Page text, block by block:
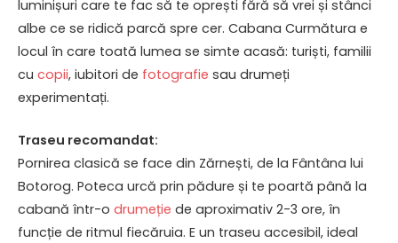
luminișuri care te fac să te oprești fără să vrei și stânci
albe ce se ridică parcă spre cer. Cabana Curmătura e
locul în care toată lumea se simte acasă: turiști, familii
cu copii, iubitori de fotografie sau drumeți
experimentați.
Traseu recomandat:
Pornirea clasică se face din Zărnești, de la Fântâna lui
Botorog. Poteca urcă prin pădure și te poartă până la
cabană într-o drumeție de aproximativ 2-3 ore, în
funcție de ritmul fiecăruia. E un traseu accesibil, ideal